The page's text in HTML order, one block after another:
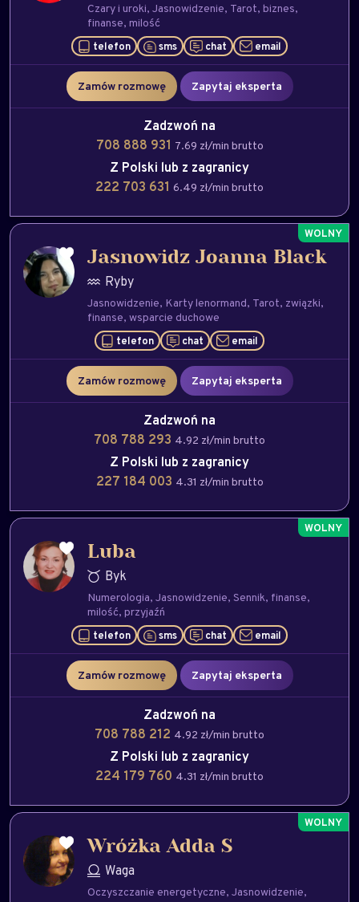
Czary i uroki Jasnowidzenie Tarot biznes
finanse milość
telefon sms chat email
Zamów rozmowę Zapytaj eksperta
Zadzwoń na
708 888 931 7.69 zł/min brutto
Z Polski lub z zagranicy
222 703 631 6.49 zł/min brutto
Jasnowidz Joanna Black
Ryby
Jasnowidzenie Karty lenormand Tarot związki
finanse wsparcie duchowe
telefon chat email
Zamów rozmowę Zapytaj eksperta
Zadzwoń na
708 788 293 4.92 zł/min brutto
Z Polski lub z zagranicy
227 184 003 4.31 zł/min brutto
Luba
Byk
Numerologia Jasnowidzenie Sennik finanse
milość przyjaźń
telefon sms chat email
Zamów rozmowę Zapytaj eksperta
Zadzwoń na
708 788 212 4.92 zł/min brutto
Z Polski lub z zagranicy
224 179 760 4.31 zł/min brutto
Wróżka Adda S
Waga
Oczyszczanie energetyczne Jasnowidzenie